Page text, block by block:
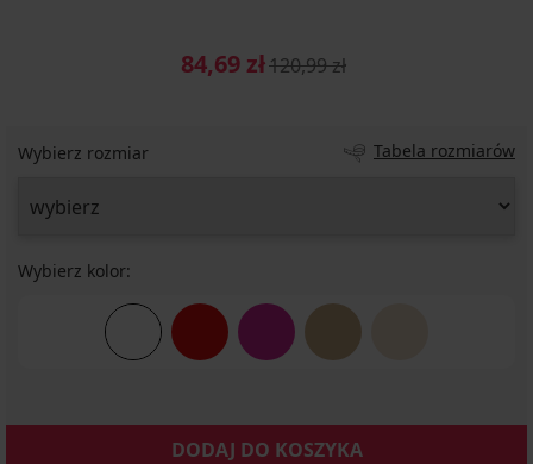
84,69 zł120,99 zł
Wybierz rozmiar Tabela rozmiarów
Wybierz kolor:
DODAJ DO KOSZYKA